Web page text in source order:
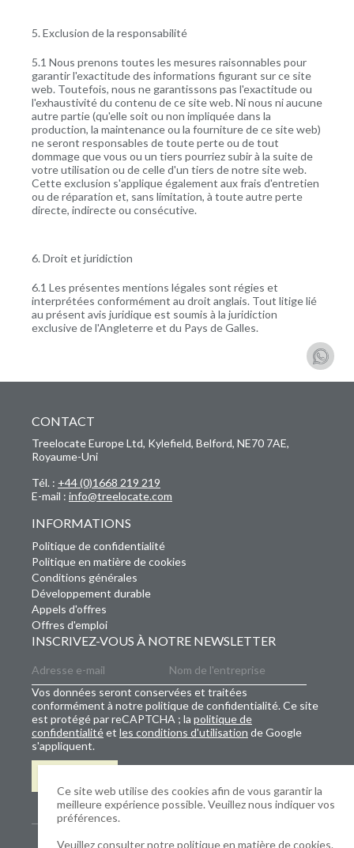
5. Exclusion de la responsabilité
5.1 Nous prenons toutes les mesures raisonnables pour
garantir l'exactitude des informations figurant sur ce site
web. Toutefois, nous ne garantissons pas l'exactitude ou
l'exhaustivité du contenu de ce site web. Ni nous ni aucune
autre partie (qu'elle soit ou non impliquée dans la
production, la maintenance ou la fourniture de ce site web)
ne seront responsables de toute perte ou de tout
dommage que vous ou un tiers pourriez subir à la suite de
votre utilisation ou de celle d'un tiers de notre site web.
Cette exclusion s'applique également aux frais d'entretien
ou de réparation et, sans limitation, à toute autre perte
directe, indirecte ou consécutive.
6. Droit et juridiction
6.1 Les présentes mentions légales sont régies et
interprétées conformément au droit anglais. Tout litige lié
au présent avis juridique est soumis à la juridiction
exclusive de l'Angleterre et du Pays de Galles.
CONTACT
Treelocate Europe Ltd, Kylefield, Belford, NE70 7AE,
Royaume-Uni
Tél. : +44 (0)1668 219 219
E-mail : info@treelocate.com
INFORMATIONS
Politique de confidentialité
Politique en matière de cookies
Conditions générales
Développement durable
Appels d'offres
Offres d'emploi
INSCRIVEZ-VOUS À NOTRE NEWSLETTER
Vos données seront conservées et traitées
conformément à notre politique de confidentialité. Ce site
est protégé par reCAPTCHA ; la politique de
confidentialitéet les conditions d'utilisation de Google
s'appliquent.
Ce site web utilise des cookies afin de vous garantir la
meilleure expérience possible. Veuillez nous indiquer vos
préférences.
Veuillez consulter notrepolitique en matière de cookies.